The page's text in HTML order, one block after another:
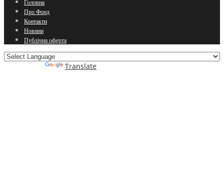
Головна
Про Фонд
Контакти
Новини
Публічна оферта
Translate